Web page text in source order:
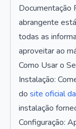
Documentação
abrangente
todas as
aproveitar ao
Como Usar o
Instalação:
do site oficial
instalação
Configuração: